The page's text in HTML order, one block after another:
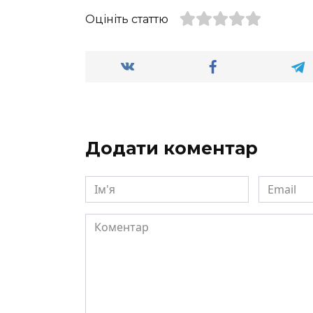
Оцініть статтю
Додати коментар
Ім'я Email
Коментар